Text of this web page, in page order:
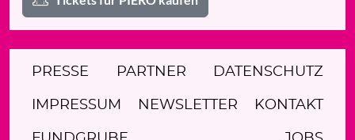
PRESSE PARTNER DATENSCHUTZ
IMPRESSUM NEWSLETTER KONTAKT